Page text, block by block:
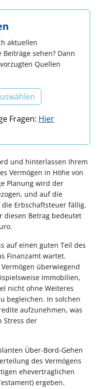
aktuellen
sehen? Dann
Quellen
Fragen: Hier
und hinterlassen Ihrem
Vermögen in Höhe von
Planung wird der
und auf die
Erbschaftsteuer fällig.
diesen Betrag bedeutet
auf einen guten Teil des
Finanzamt wartet.
überwiegend
Immobilien,
nicht ohne Weiteres
begleichen. In solchen
aufzunehmen, was
Stress der
Über-Bord-Gehen
des Vermögens
ehevertraglichen
ergeben.